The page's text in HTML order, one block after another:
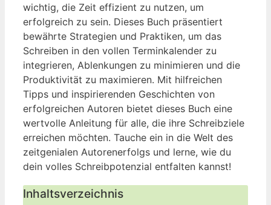
wichtig, die Zeit effizient zu nutzen, um
erfolgreich zu sein. Dieses Buch präsentiert
bewährte Strategien und Praktiken, um das
Schreiben in den vollen Terminkalender zu
integrieren, Ablenkungen zu minimieren und die
Produktivität zu maximieren. Mit hilfreichen
Tipps und inspirierenden Geschichten von
erfolgreichen Autoren bietet dieses Buch eine
wertvolle Anleitung für alle, die ihre Schreibziele
erreichen möchten. Tauche ein in die Welt des
zeitgenialen Autorenerfolgs und lerne, wie du
dein volles Schreibpotenzial entfalten kannst!
Inhaltsverzeichnis